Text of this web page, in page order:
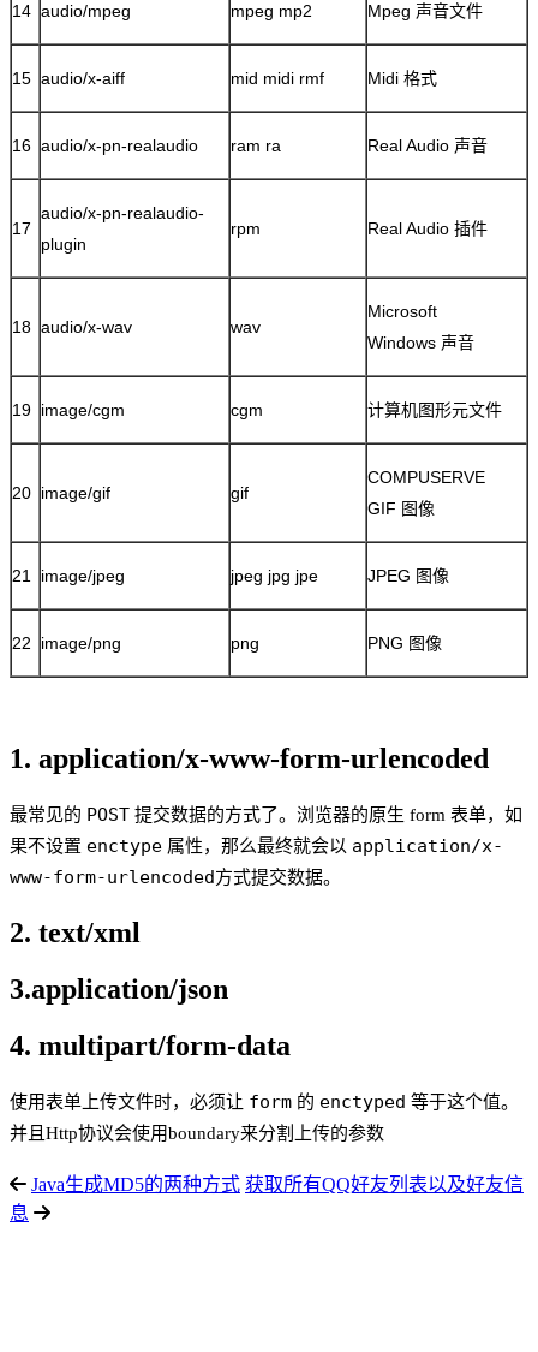
14 audio/mpeg mpeg mp2 Mpeg 声音文件
15 audio/x-aiff mid midi rmf Midi 格式
16 audio/x-pn-realaudio ram ra Real Audio 声音
17
audio/x-pn-realaudio-
plugin
rpm Real Audio 插件
18 audio/x-wav wav
Microsoft
Windows 声音
19 image/cgm cgm 计算机图形元文件
20 image/gif gif
COMPUSERVE
GIF 图像
21 image/jpeg jpeg jpg jpe JPEG 图像
22 image/png png PNG 图像
1. application/x-www-form-urlencoded
最常见的 POST 提交数据的方式了。浏览器的原生 form 表单，如
果不设置 enctype 属性，那么最终就会以 application/x-
www-form-urlencoded方式提交数据。
2. text/xml
3.application/json
4. multipart/form-data
使用表单上传文件时，必须让 form 的 enctyped 等于这个值。
并且Http协议会使用boundary来分割上传的参数
Java生成MD5的两种方式 获取所有QQ好友列表以及好友信
息